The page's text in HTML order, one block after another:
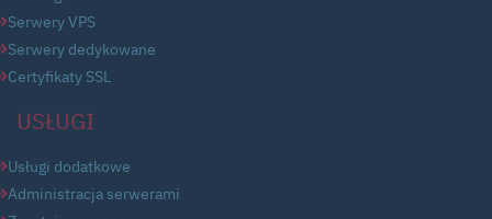
Serwery VPS
Serwery dedykowane
Certyfikaty SSL
USŁUGI
Usługi dodatkowe
Administracja serwerami